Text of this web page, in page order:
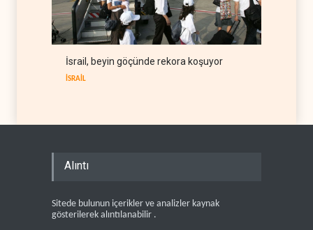
İsrail, beyin göçünde rekora koşuyor
İSRAİL
Alıntı
Sitede bulunun içerikler ve analizler kaynak
gösterilerek alıntılanabilir .